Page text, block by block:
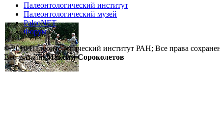
Палеонтологический институт
Палеонтологический музей
PaleoNET
Форум
© 2010 Палеонтологический институт РАН; Все права
Веб-дизайн:Максим Сороколетов